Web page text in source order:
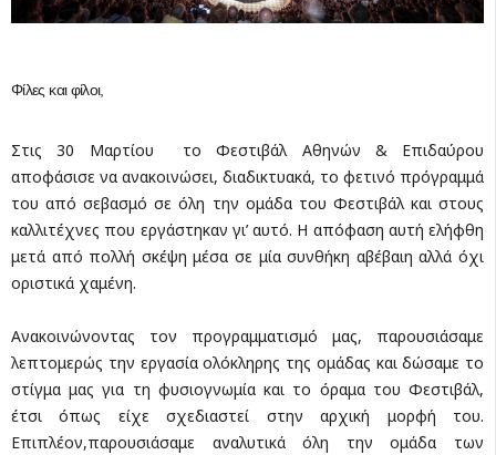
Φίλες και φίλοι,
Στις 30 Μαρτίου το Φεστιβάλ Αθηνών & Επιδαύρου
αποφάσισε να ανακοινώσει, διαδικτυακά, το φετινό πρόγραμμά
του από σεβασμό σε όλη την ομάδα του Φεστιβάλ και στους
καλλιτέχνες που εργάστηκαν γι’ αυτό. Η απόφαση αυτή ελήφθη
μετά από πολλή σκέψη μέσα σε μία συνθήκη αβέβαιη αλλά όχι
οριστικά χαμένη.
Ανακοινώνοντας τον προγραμματισμό μας, παρουσιάσαμε
λεπτομερώς την εργασία ολόκληρης της ομάδας και δώσαμε το
στίγμα μας για τη φυσιογνωμία και το όραμα του Φεστιβάλ,
έτσι όπως είχε σχεδιαστεί στην αρχική μορφή του.
Επιπλέον,παρουσιάσαμε αναλυτικά όλη την ομάδα των